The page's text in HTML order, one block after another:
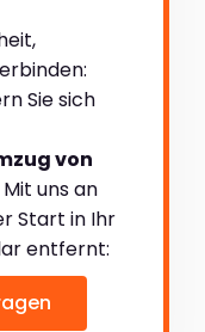
Sie sich
von
Mit uns an
Start in Ihr
entfernt: